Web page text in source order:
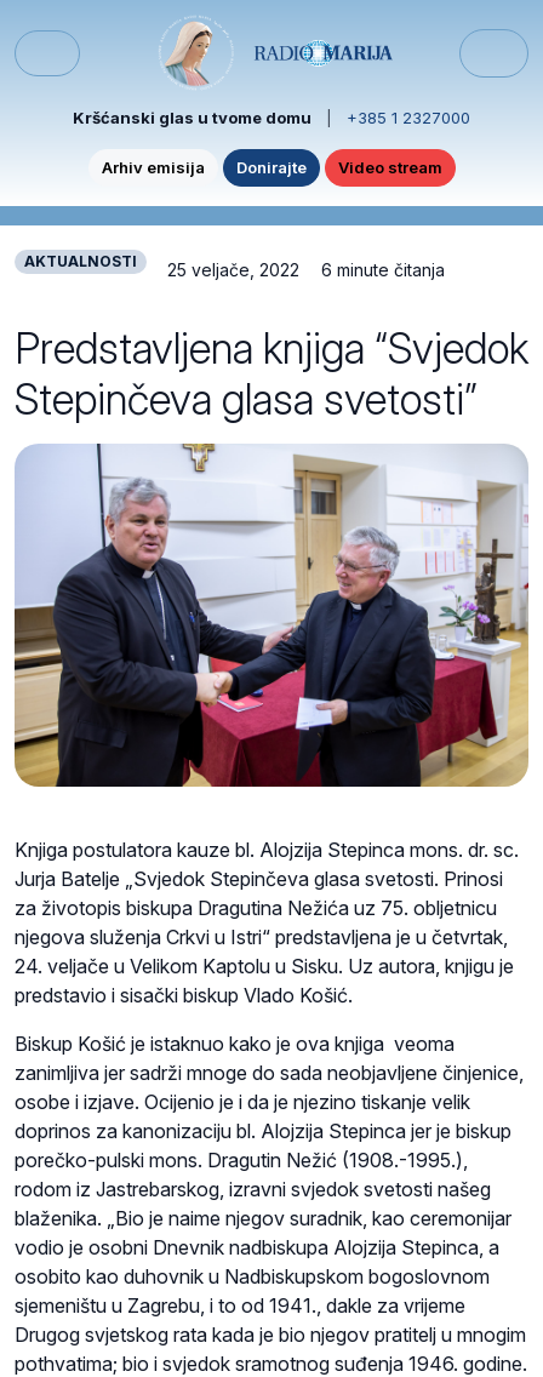
Menu
Kršćanski glas u tvome domu +385 1 2327000
Arhiv emisija Donirajte Video stream
AKTUALNOSTI 25 veljače, 2022 6 minute čitanja
Predstavljena knjiga “Svjedok
Stepinčeva glasa svetosti”
Knjiga postulatora kauze bl. Alojzija Stepinca mons. dr. sc.
Jurja Batelje „Svjedok Stepinčeva glasa svetosti. Prinosi
za životopis biskupa Dragutina Nežića uz 75. obljetnicu
njegova služenja Crkvi u Istri“ predstavljena je u četvrtak,
24. veljače u Velikom Kaptolu u Sisku. Uz autora, knjigu je
predstavio i sisački biskup Vlado Košić.
Biskup Košić je istaknuo kako je ova knjiga veoma
zanimljiva jer sadrži mnoge do sada neobjavljene činjenice,
osobe i izjave. Ocijenio je i da je njezino tiskanje velik
doprinos za kanonizaciju bl. Alojzija Stepinca jer je biskup
porečko-pulski mons. Dragutin Nežić (1908.-1995.),
rodom iz Jastrebarskog, izravni svjedok svetosti našeg
blaženika. „Bio je naime njegov suradnik, kao ceremonijar
vodio je osobni Dnevnik nadbiskupa Alojzija Stepinca, a
osobito kao duhovnik u Nadbiskupskom bogoslovnom
sjemeništu u Zagrebu, i to od 1941., dakle za vrijeme
Drugog svjetskog rata kada je bio njegov pratitelj u mnogim
pothvatima; bio i svjedok sramotnog suđenja 1946. godine.